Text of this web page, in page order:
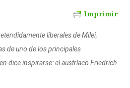
p
ar
ti
Imprimir
liberales de Milei,
de uno de los principales
dice inspirarse: el austríaco Friedrich